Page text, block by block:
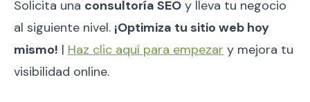
Solicita una consultoría SEO y lleva tu negocio
al siguiente nivel. ¡Optimiza tu sitio web hoy
mismo! | Haz clic aquí para empezar y mejora tu
visibilidad online.